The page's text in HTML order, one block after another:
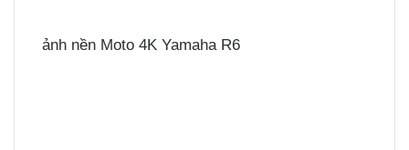
ảnh nền Moto 4K Yamaha R6